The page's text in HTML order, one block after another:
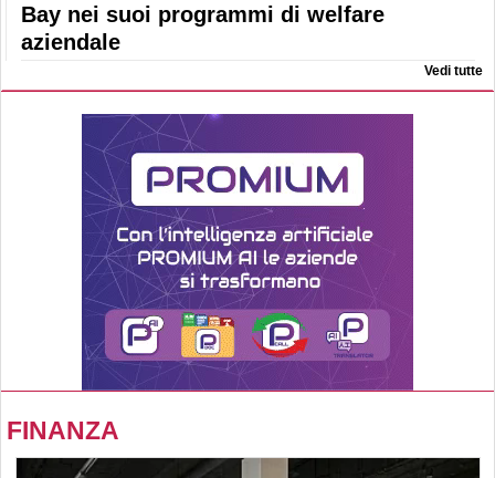
Bay nei suoi programmi di welfare
aziendale
Vedi tutte
FINANZA